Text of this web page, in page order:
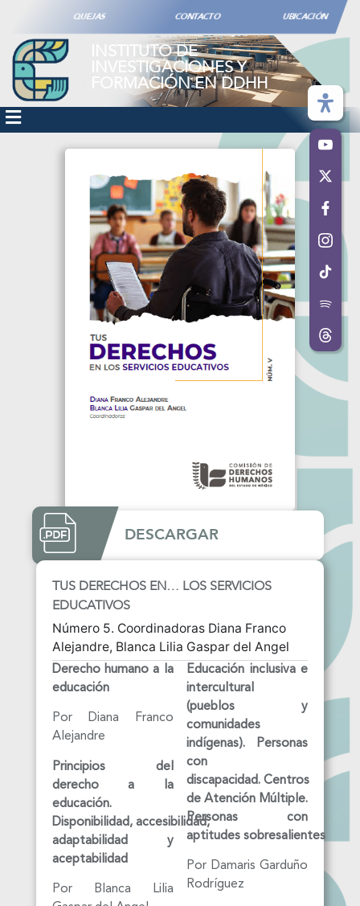
QUEJAS CONTACTO UBICACIÓN
INSTITUTO DE
INVESTIGACIONES Y
FORMACIÓN EN DDHH
DESCARGAR
TUS DERECHOS EN… LOS SERVICIOS
EDUCATIVOS
Número 5. Coordinadoras Diana Franco
Alejandre, Blanca Lilia Gaspar del Angel
Derecho humano a la
educación
Por Diana Franco
Alejandre
Principios del
derecho a la
educación.
Disponibilidad, accesibilidad,
adaptabilidad y
aceptabilidad
Por Blanca Lilia
Educación inclusiva e
intercultural
(pueblosy
comunidades
indígenas). Personas
con
discapacidad.Centros
de Atención Múltiple.
Personas con
aptitudessobresalientes
Por Damaris Garduño
Rodríguez